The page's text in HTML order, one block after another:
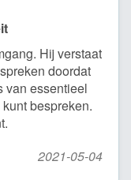
Hij verstaat
doordat
van essentieel
bespreken.
2021-05-04